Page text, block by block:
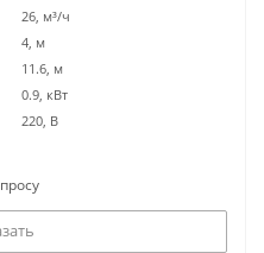
26, м³/ч
4, м
11.6, м
0.9, кВт
220, В